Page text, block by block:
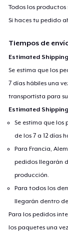
Todos los
Si haces tu pedido
Tiempos de
Estimated
Se estima que los
7 días hábiles una
transportista para
Estimated
Se estima que
de los 7 a 12 días
Para Francia,
pedidos llegarán
producción.
Para todos los
llegarán dentro
Para los pedidos
los paquetes una